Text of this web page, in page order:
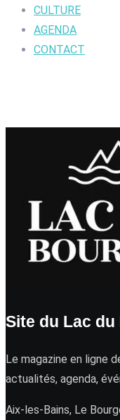
CULTURE
AGENDA
CONTACT
Site du Lac
Le magazine en ligne
actualités, agenda,
Aix-les-Bains, Le